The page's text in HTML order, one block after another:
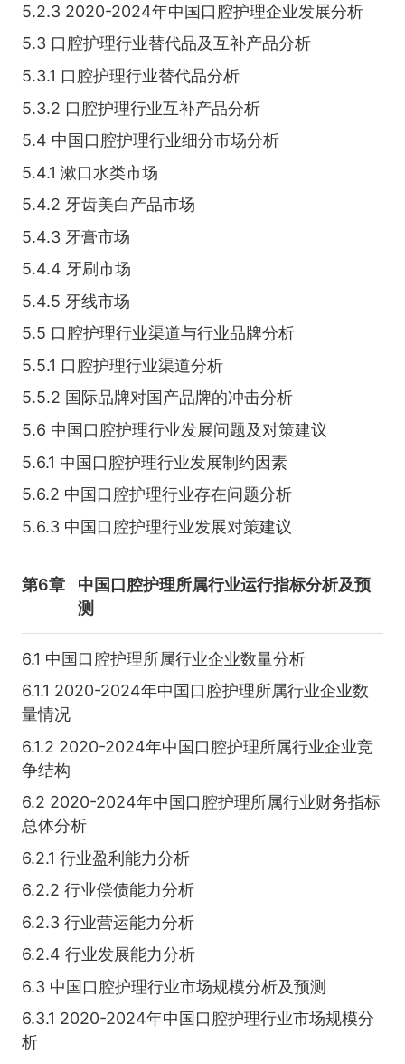
5.2.3 2020-2024年中国口腔护理企业发展分析
5.3 口腔护理行业替代品及互补产品分析
5.3.1 口腔护理行业替代品分析
5.3.2 口腔护理行业互补产品分析
5.4 中国口腔护理行业细分市场分析
5.4.1 漱口水类市场
5.4.2 牙齿美白产品市场
5.4.3 牙膏市场
5.4.4 牙刷市场
5.4.5 牙线市场
5.5 口腔护理行业渠道与行业品牌分析
5.5.1 口腔护理行业渠道分析
5.5.2 国际品牌对国产品牌的冲击分析
5.6 中国口腔护理行业发展问题及对策建议
5.6.1 中国口腔护理行业发展制约因素
5.6.2 中国口腔护理行业存在问题分析
5.6.3 中国口腔护理行业发展对策建议
第6章
中国口腔护理所属行业运行指标分析及预
测
6.1 中国口腔护理所属行业企业数量分析
6.1.1 2020-2024年中国口腔护理所属行业企业数
量情况
6.1.2 2020-2024年中国口腔护理所属行业企业竞
争结构
6.2 2020-2024年中国口腔护理所属行业财务指标
总体分析
6.2.1 行业盈利能力分析
6.2.2 行业偿债能力分析
6.2.3 行业营运能力分析
6.2.4 行业发展能力分析
6.3 中国口腔护理行业市场规模分析及预测
6.3.1 2020-2024年中国口腔护理行业市场规模分
析